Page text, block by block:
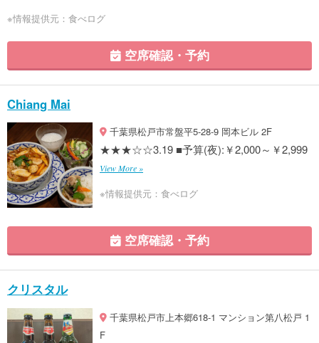
※情報提供元：食べログ
空席確認・予約
Chiang Mai
千葉県松戸市常盤平5-28-9 岡本ビル 2F
★★★☆☆3.19 ■予算(夜):￥2,000～￥2,999
View More »
※情報提供元：食べログ
空席確認・予約
クリスタル
千葉県松戸市上本郷618-1 マンション第八松戸 1
F